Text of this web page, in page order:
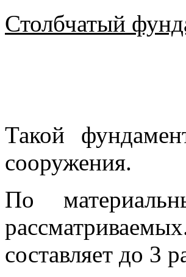
Столбчатый
Такой
сооружения.
По
составляет до 3